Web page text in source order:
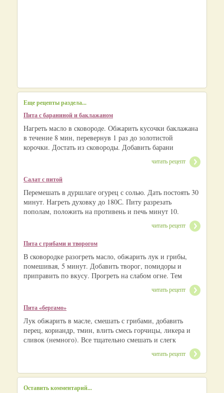
Еще рецепты раздела...
Пита с бараниной и баклажаном
Нагреть масло в сковороде. Обжарить кусочки баклажана
в течение 8 мин, перевернув 1 раз до золотистой
корочки. Достать из сковороды. Добавить барани
читать рецепт
Салат с питой
Перемешать в дуршлаге огурец с солью. Дать постоять 30
минут. Нагреть духовку до 180С. Питу разрезать
пополам, положить на противень и печь минут 10.
читать рецепт
Пита с грибами и творогом
В сковородке разогреть масло, обжарить лук и грибы,
помешивая, 5 минут. Добавить творог, помидоры и
приправить по вкусу. Прогреть на слабом огне. Тем
читать рецепт
Пита «бергамо»
Лук обжарить в масле, смешать с грибами, добавить
перец, кориандр, тмин, влить смесь горчицы, ликера и
сливок (немного). Все тщательно смешать и слегк
читать рецепт
Оставить комментарий...